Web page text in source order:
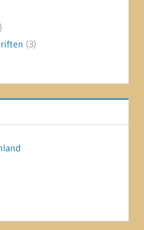
(3)